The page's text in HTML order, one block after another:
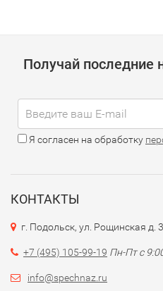
Получай последние
Я согласен на обработку
КОНТАКТЫ
г. Подольск, ул. Рощинская д. 3
+7 (495) 105-99-19 Пн-Пт с
info@spechnaz.ru